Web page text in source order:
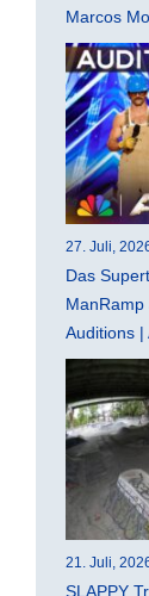
Marcos
27. Juli,
Das
Auditions |
21. Juli,
SLAPPY